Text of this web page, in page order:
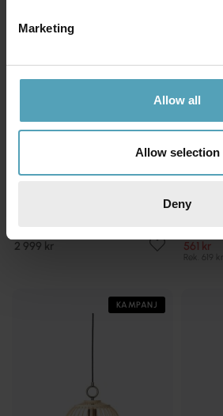
Marketing
Allow all
Allow selection
Deny
2 999 kr 561 kr
Rek. 619 kr
KAMPANJ